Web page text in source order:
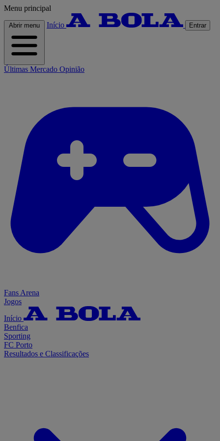
Menu principal
Abrir menu Início Entrar
Últimas Mercado Opinião
Fans Arena
Jogos
Início
Benfica
Sporting
FC Porto
Resultados e Classificações